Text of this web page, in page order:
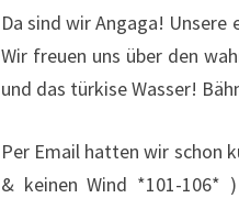
Da sind wir Angaga!
Wir freuen uns über den
und das türkise Wasser!
Per Email hatten wir schon
& keinen Wind *101-106*